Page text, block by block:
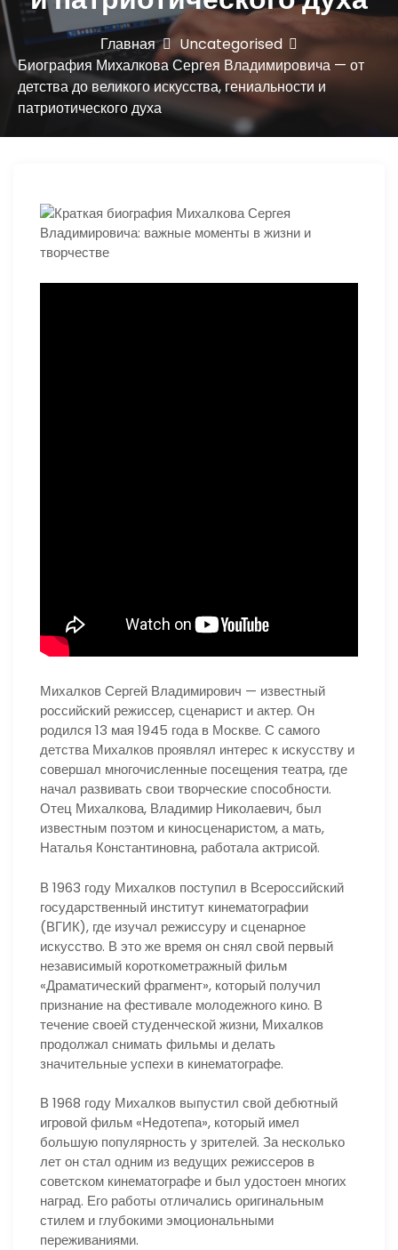
Главная
Uncategorised
Биография Михалкова Сергея Владимировича — от
детства до великого искусства, гениальности и
патриотического духа
Михалков Сергей Владимирович — известный
российский режиссер, сценарист и актер. Он
родился 13 мая 1945 года в Москве. С самого
детства Михалков проявлял интерес к искусству и
совершал многочисленные посещения театра, где
начал развивать свои творческие способности.
Отец Михалкова, Владимир Николаевич, был
известным поэтом и киносценаристом, а мать,
Наталья Константиновна, работала актрисой.
В 1963 году Михалков поступил в Всероссийский
государственный институт кинематографии
(ВГИК), где изучал режиссуру и сценарное
искусство. В это же время он снял свой первый
независимый короткометражный фильм
«Драматический фрагмент», который получил
признание на фестивале молодежного кино. В
течение своей студенческой жизни, Михалков
продолжал снимать фильмы и делать
значительные успехи в кинематографе.
В 1968 году Михалков выпустил свой дебютный
игровой фильм «Недотепа», который имел
большую популярность у зрителей. За несколько
лет он стал одним из ведущих режиссеров в
советском кинематографе и был удостоен многих
наград. Его работы отличались оригинальным
стилем и глубокими эмоциональными
переживаниями.